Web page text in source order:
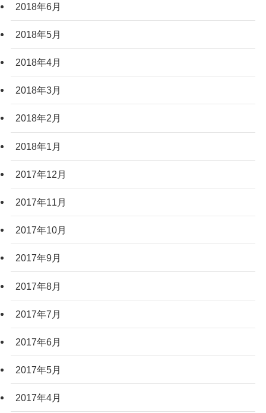
2018年6月
2018年5月
2018年4月
2018年3月
2018年2月
2018年1月
2017年12月
2017年11月
2017年10月
2017年9月
2017年8月
2017年7月
2017年6月
2017年5月
2017年4月